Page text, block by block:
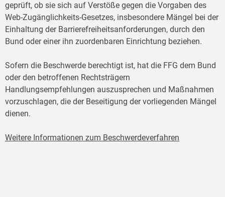
geprüft, ob sie sich auf Verstöße gegen die Vorgaben des
Web-Zugänglichkeits-Gesetzes, insbesondere Mängel bei der
Einhaltung der Barrierefreiheitsanforderungen, durch den
Bund oder einer ihn zuordenbaren Einrichtung beziehen.
Sofern die Beschwerde berechtigt ist, hat die FFG dem Bund
oder den betroffenen Rechtsträgern
Handlungsempfehlungen auszusprechen und Maßnahmen
vorzuschlagen, die der Beseitigung der vorliegenden Mängel
dienen.
Weitere Informationen zum Beschwerdeverfahren